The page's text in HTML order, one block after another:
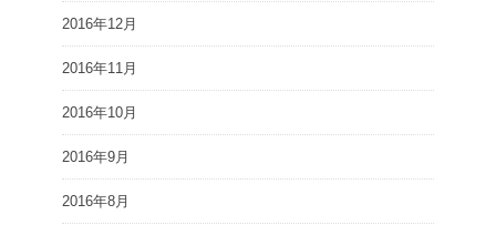
2016年12月
2016年11月
2016年10月
2016年9月
2016年8月